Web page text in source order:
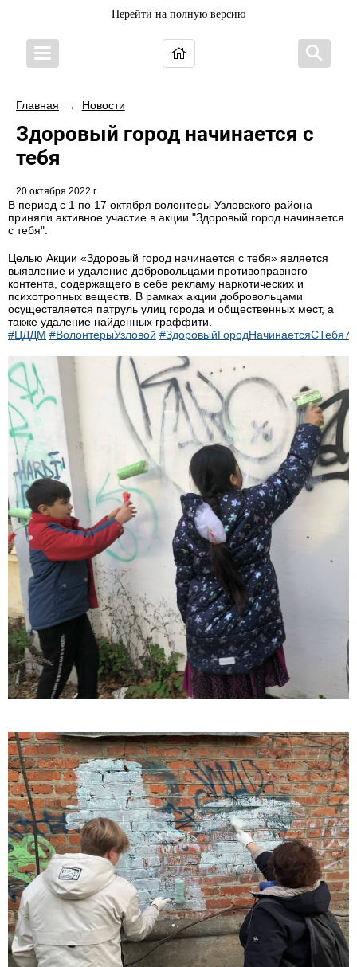
Перейти на полную версию
Главная → Новости
Здоровый город начинается с
тебя
20 октября 2022 г.
В период с 1 по 17 октября волонтеры Узловского района
приняли активное участие в акции "Здоровый город начинается
с тебя".
Целью Акции «Здоровый город начинается с тебя» является
выявление и удаление добровольцами противоправного
контента, содержащего в себе рекламу наркотических и
психотропных веществ. В рамках акции добровольцами
осуществляется патруль улиц города и общественных мест, а
также удаление найденных граффити.
#ЦДДМ #ВолонтерыУзловой #ЗдоровыйГородНачинаетсяСТебя71